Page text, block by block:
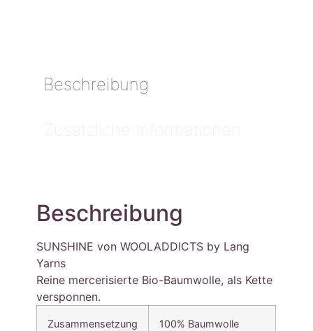
Beschreibung
Zusätzliche Informationen
Beschreibung
SUNSHINE von WOOLADDICTS by Lang
Yarns
Reine mercerisierte Bio-Baumwolle, als Kette
versponnen.
Zusammensetzung
100% Baumwolle